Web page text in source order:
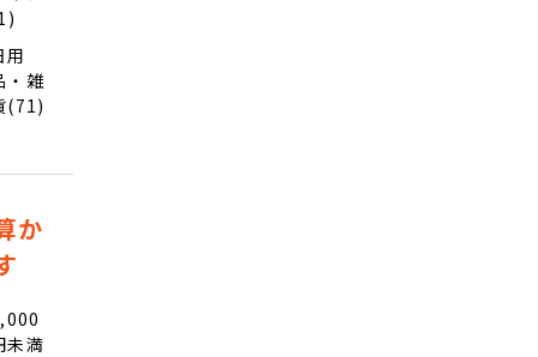
用
・雑
(71)
か
未満